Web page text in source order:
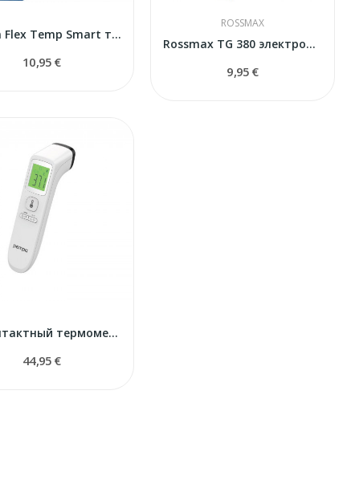
Omron Flex Temp Smart термометр
10,95 €
ROSSMAX
Rossmax TG 380 электронный термометр
9,95 €
Бесконтактный термометр PEMPA T200
44,95 €